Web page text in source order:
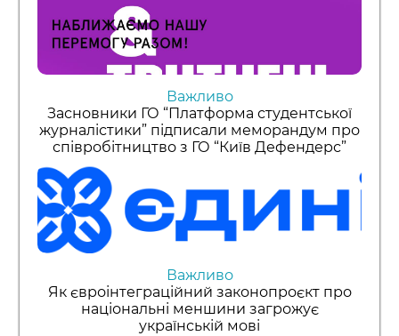
Важливо
Засновники ГО “Платформа студентської
журналістики” підписали меморандум про
співробітництво з ГО “Київ Дефендерс”
Важливо
Як євроінтеграційний законопроєкт про
національні меншини загрожує
українській мові